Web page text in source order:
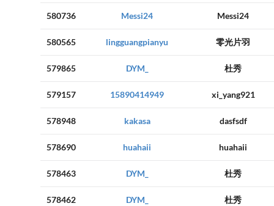
580736 Messi24 Messi24
580565 lingguangpianyu 零光片羽
579865 DYM_ 杜秀
579157 15890414949 xi_yang921
578948 kakasa dasfsdf
578690 huahaii huahaii
578463 DYM_ 杜秀
578462 DYM_ 杜秀